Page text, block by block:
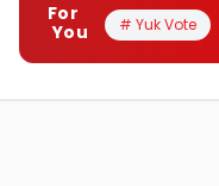
For
You
# Yuk Vote